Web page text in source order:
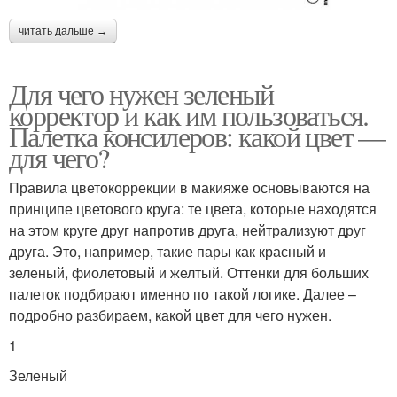
читать дальше →
Для чего нужен зеленый
корректор и как им пользоваться.
Палетка консилеров: какой цвет —
для чего?
Правила цветокоррекции в макияже основываются на
принципе цветового круга: те цвета, которые находятся
на этом круге друг напротив друга, нейтрализуют друг
друга. Это, например, такие пары как красный и
зеленый, фиолетовый и желтый. Оттенки для больших
палеток подбирают именно по такой логике. Далее –
подробно разбираем, какой цвет для чего нужен.
1
Зеленый